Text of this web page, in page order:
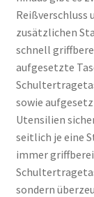
Reißverschluss
zusätzlichen
schnell
aufgesetzte
sowie
Utensilien
seitlich je eine
immer
sondern